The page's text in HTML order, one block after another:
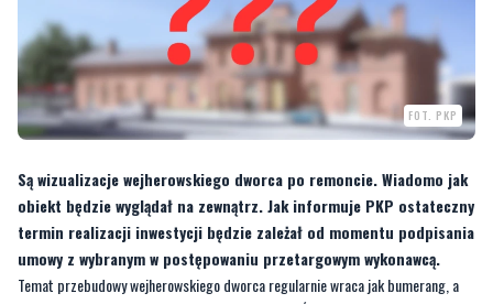
FOT. PKP
Są wizualizacje wejherowskiego dworca po remoncie. Wiadomo jak
obiekt będzie wyglądał na zewnątrz. Jak informuje PKP ostateczny
umowy z wybranym w postępowaniu przetargowym wykonawcą.
Temat przebudowy wejherowskiego dworca regularnie wraca jak bumerang, a
mieszkańcy nie mogą się doczekać tej inwestycji. Światło dzienne ujrzały
wizualizacje zewnętrznej części dworca.
[galeria]